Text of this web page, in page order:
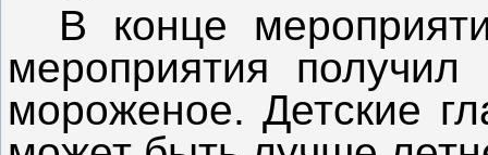
В конце
мероприятия
мороженое. Детские